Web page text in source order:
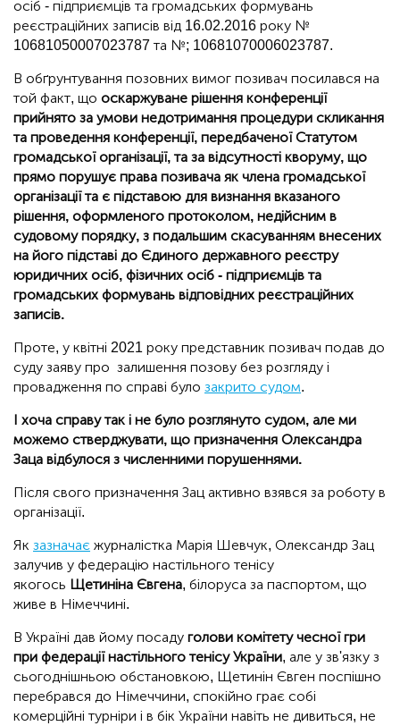
осіб - підприємців та громадських формувань
реєстраційних записів від 16.02.2016 року №
10681050007023787 та №; 10681070006023787.
В обґрунтування позовних вимог позивач посилався на
той факт, що оскаржуване рішення конференції
прийнято за умови недотримання процедури скликання
та проведення конференції, передбаченої Статутом
громадської організації, та за відсутності кворуму, що
прямо порушує права позивача як члена громадської
організації та є підставою для визнання вказаного
рішення, оформленого протоколом, недійсним в
судовому порядку, з подальшим скасуванням внесених
на його підставі до Єдиного державного реєстру
юридичних осіб, фізичних осіб - підприємців та
громадських формувань відповідних реєстраційних
записів.
Проте, у квітні 2021 року представник позивач подав до
суду заяву про залишення позову без розгляду і
провадження по справі було закрито судом.
І хоча справу так і не було розглянуто судом, але ми
можемо стверджувати, що призначення Олександра
Заца відбулося з численними порушеннями.
Після свого призначення Зац активно взявся за роботу в
організації.
Як зазначає журналістка Марія Шевчук, Олександр Зац
залучив у федерацію настільного тенісу
якогось Щетиніна Євгена, білоруса за паспортом, що
живе в Німеччині.
В Україні дав йому посаду голови комітету чесної гри
при федерації настільного тенісу України, але у зв'язку з
сьогоднішньою обстановкою, Щетинін Євген поспішно
перебрався до Німеччини, спокійно грає собі
комерційні турніри і в бік України навіть не дивиться, не